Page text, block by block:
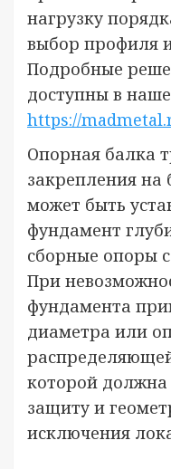
нагрузку
выбор профиля
Подробные
доступны в
https://
Опорная балка
закрепления на
может быть
фундамент
сборные опоры
При
фундамента
диаметра или
которой
защиту и
исключения